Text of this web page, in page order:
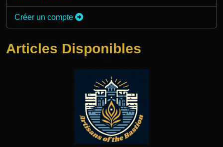
Créer un compte
Articles Disponibles